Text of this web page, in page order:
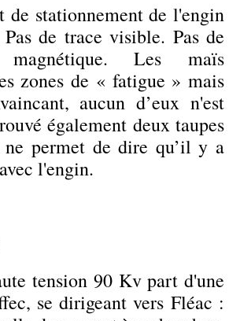
de stationnement de l'engin
de trace visible. Pas de
magnétique. Les maïs
zones de « fatigue » mais
aucun d’eux n'est
également deux taupes
permet de dire qu’il y a
l'engin.
tension 90 Kv part d'une
se dirigeant vers Fléac :